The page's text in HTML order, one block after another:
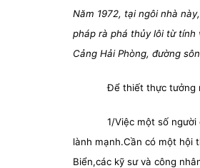
Năm 1972, tại ngôi nhà
pháp rà phá thủy lôi từ tính
Cảng Hải Phòng, đường
Để thiết thực tưởng
1/Việc một số
lành mạnh.Cần có một hội
Biển,các kỹ sư và công